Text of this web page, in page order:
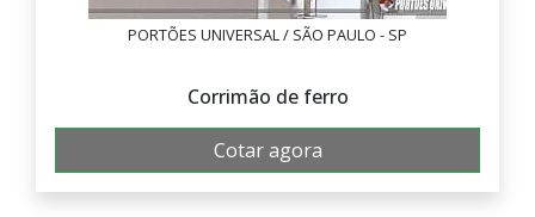
PORTÕES UNIVERSAL / SÃO PAULO - SP
Corrimão de ferro
Cotar agora